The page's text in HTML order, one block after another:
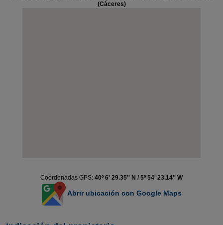
(Cáceres)
Coordenadas GPS: 40º 6' 29.35'' N / 5º 54' 23.14'' W
Abrir ubicación con Google Maps